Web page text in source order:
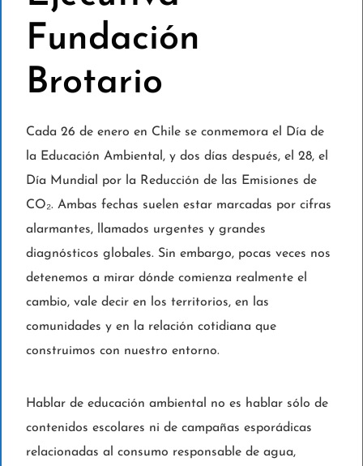
Fundación
Brotario
Cada 26 de enero en Chile se conmemora el Día de
la Educación Ambiental, y dos días después, el 28, el
Día Mundial por la Reducción de las Emisiones de
CO₂. Ambas fechas suelen estar marcadas por cifras
alarmantes, llamados urgentes y grandes
diagnósticos globales. Sin embargo, pocas veces nos
detenemos a mirar dónde comienza realmente el
cambio, vale decir en los territorios, en las
comunidades y en la relación cotidiana que
construimos con nuestro entorno.
Hablar de educación ambiental no es hablar sólo de
contenidos escolares ni de campañas esporádicas
relacionadas al consumo responsable de agua,